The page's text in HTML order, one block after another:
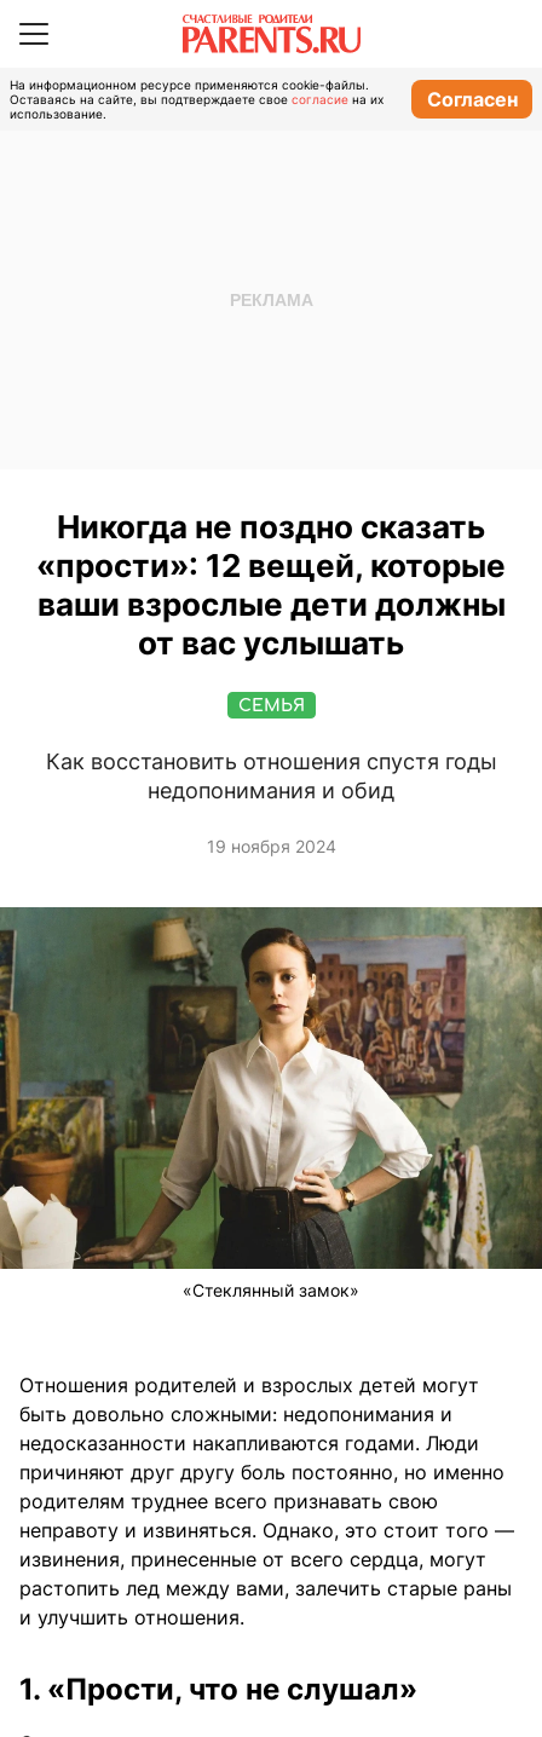
На информационном ресурсе применяются cookie-файлы.
Оставаясь на сайте, вы подтверждаете свое согласие на их
использование.
Согласен
Никогда не поздно сказать
«прости»: 12 вещей, которые
ваши взрослые дети должны
от вас услышать
СЕМЬЯ
Как восстановить отношения спустя годы
недопонимания и обид
19 ноября 2024
«Стеклянный замок»
Отношения родителей и взрослых детей могут
быть довольно сложными: недопонимания и
недосказанности накапливаются годами. Люди
причиняют друг другу боль постоянно, но именно
родителям труднее всего признавать свою
неправоту и извиняться. Однако, это стоит того —
извинения, принесенные от всего сердца, могут
растопить лед между вами, залечить старые раны
и улучшить отношения.
1. «Прости, что не слушал»